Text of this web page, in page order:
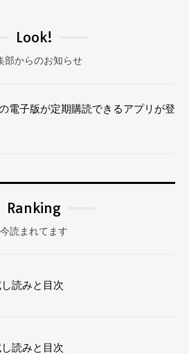
Look!
部からのお知らせ
電子版が定期購読できるアプリが登
Ranking
今読まれてます
読みと目次
読みと目次